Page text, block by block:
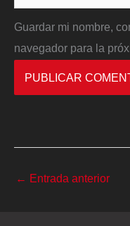
Guardar mi nombre,
navegador para la
← Entrada anterior